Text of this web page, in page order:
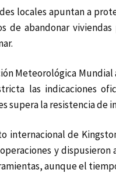
locales apuntan a
de abandonar
Meteorológica
las indicaciones
supera la resistencia de
internacional de
y dispusieron
aunque el